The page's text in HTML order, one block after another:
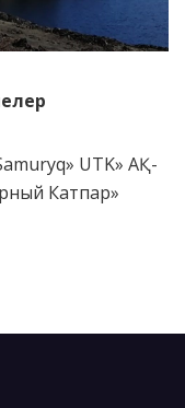
UTK» АҚ-
Катпар»